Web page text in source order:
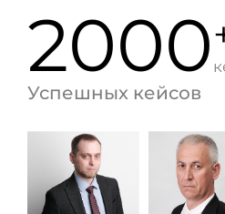
2000
Успешных кейсов